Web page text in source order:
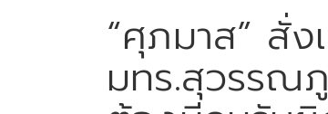
“ศุภมาส” สั่
มทร.สุวรรณ